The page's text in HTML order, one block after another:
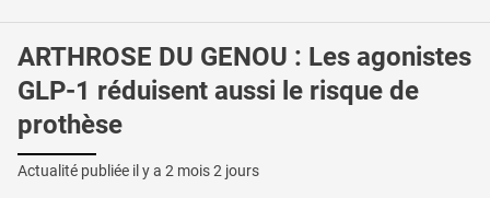
ARTHROSE DU GENOU : Les agonistes
GLP-1 réduisent aussi le risque de
prothèse
Actualité publiée il y a 2 mois 2 jours